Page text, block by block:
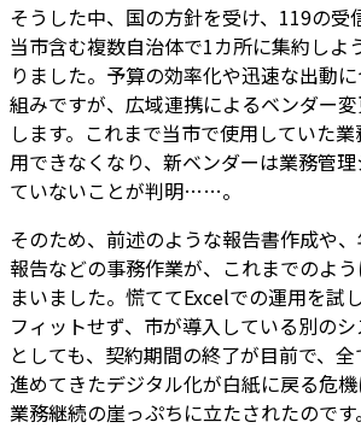
そうした中、国の方針を受け、 119の受
当市含む複数自治体で1カ所に集約しよ
りました。予算の効率化や迅速な出動
組みですが、広域連携によるベンダー
します。これまで当市で使用していた
用できなくなり、新ベンダーは業務管
ていないことが判明……。
そのため、前述のような報告書作成や
報告などの事務作業が、これまでのよ
まいました。慌ててExcelでの運用を試
フィットせず、市が導入している別の
としても、契約期間の終了が目前で、全
進めてきたデジタル化が白紙に戻る危
業務継続の崖っぷちに立たされたのです。